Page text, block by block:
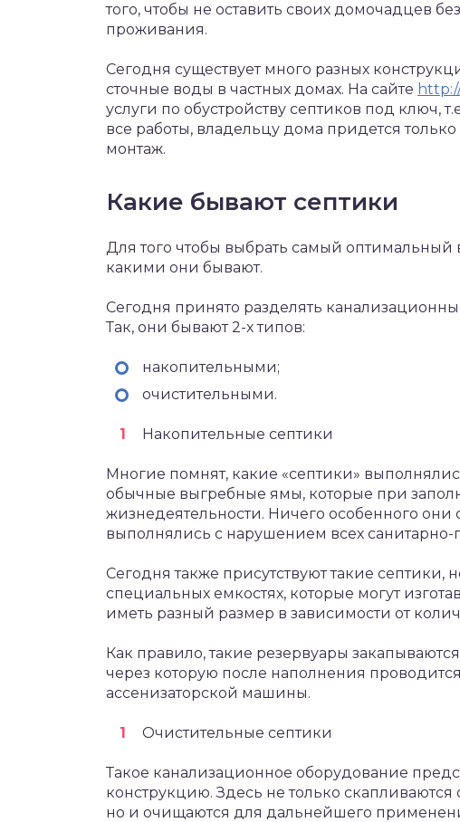
того, чтобы не оставить своих домочадцев
проживания.
Сегодня существует много разных
сточные воды в частных домах. На сайте
услуги по обустройству септиков под ключ,
все работы, владельцу дома придется
монтаж.
Какие бывают септики
Для того чтобы выбрать самый оптимальный
какими они бывают.
Сегодня принято разделять
Так, они бывают 2-х типов:
накопительными;
очистительными.
Накопительные септики
Многие помнят, какие «септики»
обычные выгребные ямы, которые при
жизнедеятельности. Ничего особенного они
выполнялись с нарушением всех
Сегодня также присутствуют такие
специальных емкостях, которые могут
иметь разный размер в зависимости от
Как правило, такие резервуары
через которую после наполнения
ассенизаторской машины.
Очистительные септики
Такое канализационное оборудование
конструкцию. Здесь не только
но и очищаются для дальнейшего